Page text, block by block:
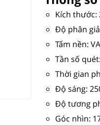
Kích thước:
Độ phân
Tấm nền: VA
Tần số
Thời gian
Độ sáng:
Độ tương
Góc nhìn: